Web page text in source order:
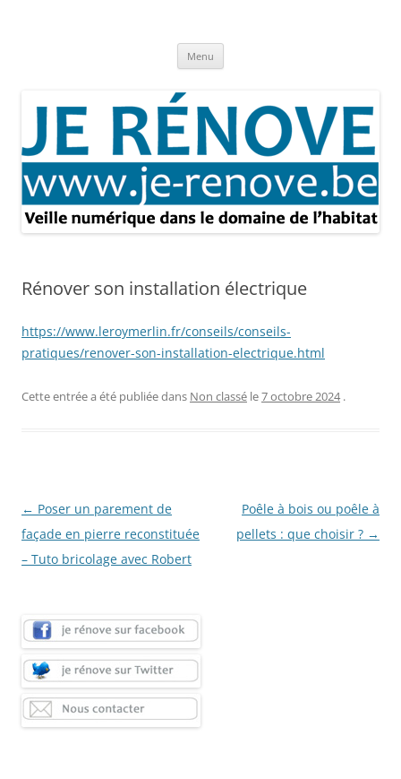
Menu
Rénover son installation électrique
https://www.leroymerlin.fr/conseils/conseils-
pratiques/renover-son-installation-electrique.html
Cette entrée a été publiée dans Non classé le7 octobre 2024 .
Navigation
des
articles
← Poser un parement de
façade en pierre reconstituée
– Tuto bricolage avec Robert
Poêle à bois ou poêle à
pellets : que choisir ? →